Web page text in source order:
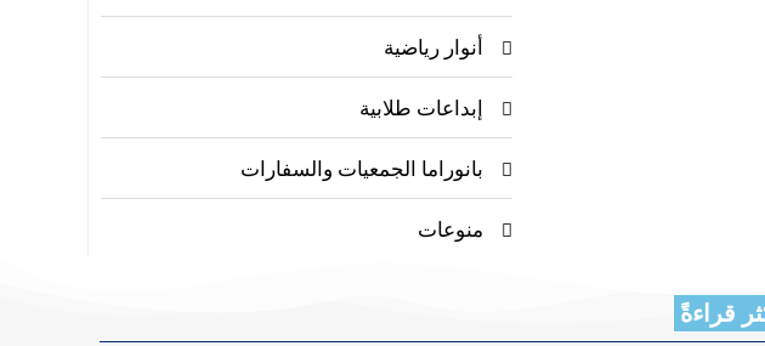
أنوار رياضية
إبداعات طلابية
بانوراما الجمعيات والسفارات
منوعات
قراءةً